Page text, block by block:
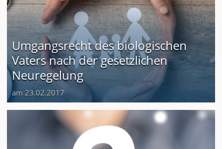
Umgangsrecht des biologischen
Vaters nach der gesetzlichen
Neuregelung
am 23.02.2017